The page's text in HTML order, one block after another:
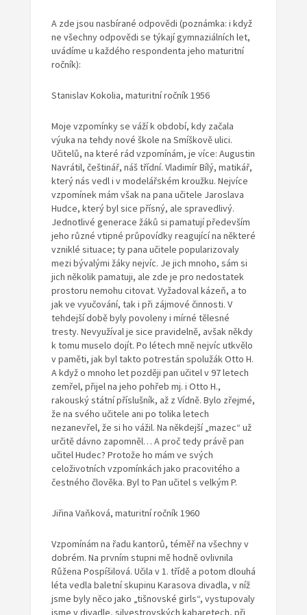
A zde jsou nasbírané odpovědi (poznámka: i když
ne všechny odpovědi se týkají gymnaziálních let,
uvádíme u každého respondenta jeho maturitní
ročník):
Stanislav Kokolia, maturitní ročník 1956
Moje vzpomínky se váží k období, kdy začala
výuka na tehdy nové škole na Smíškově ulici.
Učitelů, na které rád vzpomínám, je více: Augustin
Navrátil, češtinář, náš třídní. Vladimír Bílý, matikář,
který nás vedl i v modelářském kroužku. Nejvíce
vzpomínek mám však na pana učitele Jaroslava
Hudce, který byl sice přísný, ale spravedlivý.
Jednotlivé generace žáků si pamatují především
jeho různé vtipné průpovídky reagující na některé
vzniklé situace; ty pana učitele popularizovaly
mezi bývalými žáky nejvíc. Je jich mnoho, sám si
jich několik pamatuji, ale zde je pro nedostatek
prostoru nemohu citovat. Vyžadoval kázeň, a to
jak ve vyučování, tak i při zájmové činnosti. V
tehdejší době byly povoleny i mírné tělesné
tresty. Nevyužíval je sice pravidelně, avšak někdy
k tomu muselo dojít. Po létech mně nejvíc utkvělo
v paměti, jak byl takto potrestán spolužák Otto H.
A když o mnoho let později pan učitel v 97 letech
zemřel, přijel na jeho pohřeb mj. i Otto H.,
rakouský státní příslušník, až z Vídně. Bylo zřejmé,
že na svého učitele ani po tolika letech
nezanevřel, že si ho vážil. Na někdejší „mazec“ už
určitě dávno zapomněl… A proč tedy právě pan
učitel Hudec? Protože ho mám ve svých
celoživotních vzpomínkách jako pracovitého a
čestného člověka. Byl to Pan učitel s velkým P.
Jiřina Vaňková, maturitní ročník 1960
Vzpomínám na řadu kantorů, téměř na všechny v
dobrém. Na prvním stupni mě hodně ovlivnila
Růžena Pospíšilová. Učila v 1. třídě a potom dlouhá
léta vedla baletní skupinu Karasova divadla, v níž
jsme byly něco jako „tišnovské girls“, vystupovaly
jsme v divadle, silvestrovských kabaretech, při